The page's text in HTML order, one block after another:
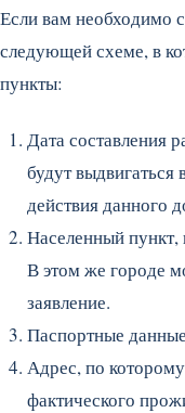
Если вам необходимо
следующей схеме, в
пункты:
Дата составления
будут выдвигаться
действия данного
Населенный пункт,
В этом же городе
заявление.
Паспортные
Адрес, по
фактического